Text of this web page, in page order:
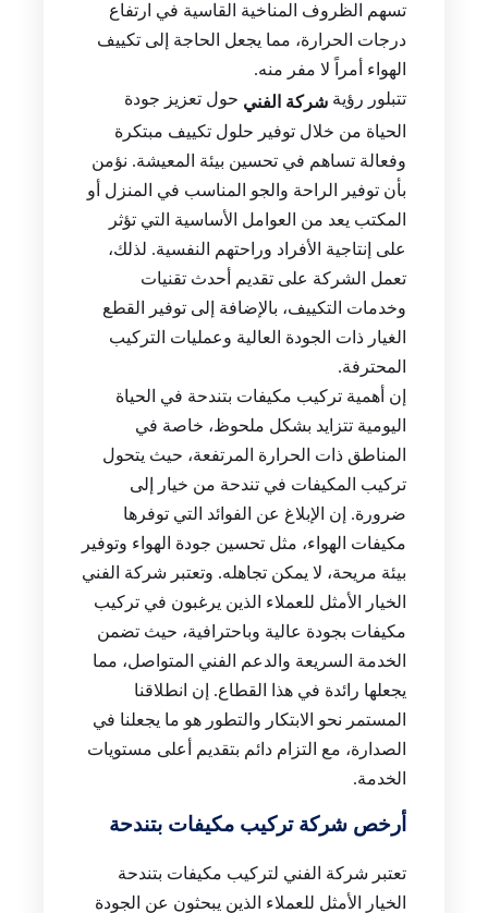
تسهم الظروف المناخية القاسية في ارتفاع
درجات الحرارة، مما يجعل الحاجة إلى تكييف
الهواء أمراً لا مفر منه.
تتبلور رؤية شركة الفني حول تعزيز جودة
الحياة من خلال توفير حلول تكييف مبتكرة
وفعالة تساهم في تحسين بيئة المعيشة. نؤمن
بأن توفير الراحة والجو المناسب في المنزل أو
المكتب يعد من العوامل الأساسية التي تؤثر
على إنتاجية الأفراد وراحتهم النفسية. لذلك،
تعمل الشركة على تقديم أحدث تقنيات
وخدمات التكييف، بالإضافة إلى توفير القطع
الغيار ذات الجودة العالية وعمليات التركيب
المحترفة.
إن أهمية تركيب مكيفات بتندحة في الحياة
اليومية تتزايد بشكل ملحوظ، خاصة في
المناطق ذات الحرارة المرتفعة، حيث يتحول
تركيب المكيفات في تندحة من خيار إلى
ضرورة. إن الإبلاغ عن الفوائد التي توفرها
مكيفات الهواء، مثل تحسين جودة الهواء وتوفير
بيئة مريحة، لا يمكن تجاهله. وتعتبر شركة الفني
الخيار الأمثل للعملاء الذين يرغبون في تركيب
مكيفات بجودة عالية وباحترافية، حيث تضمن
الخدمة السريعة والدعم الفني المتواصل، مما
يجعلها رائدة في هذا القطاع. إن انطلاقنا
المستمر نحو الابتكار والتطور هو ما يجعلنا في
الصدارة، مع التزام دائم بتقديم أعلى مستويات
الخدمة.
أرخص شركة تركيب مكيفات بتندحة
تعتبر شركة الفني لتركيب مكيفات بتندحة
الخيار الأمثل للعملاء الذين يبحثون عن الجودة